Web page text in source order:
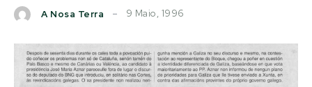
A Nosa Terra 9 Maio, 1996